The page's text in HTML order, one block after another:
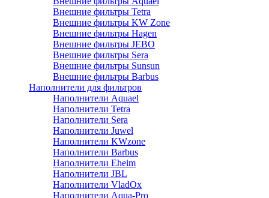
Внешние фильтры Tetra
Внешние фильтры KW Zone
Внешние фильтры Hagen
Внешние фильтры JEBO
Внешние фильтры Sera
Внешние фильтры Sunsun
Внешние фильтры Barbus
Наполнители для фильтров
Наполнители Aquael
Наполнители Tetra
Наполнители Sera
Наполнители Juwel
Наполнители KWzone
Наполнители Barbus
Наполнители Eheim
Наполнители JBL
Наполнители VladOx
Наполнители Aqua-Pro